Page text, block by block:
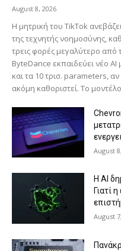
August 8, 2026
Η μητρική του TikTok
της τεχνητής νοημοσύνης,
τρεις φορές μεγαλύτερο από
ByteDance εκπαιδεύει νέο
και τα 10 τρισ. parameters, αν
ακόμη καθοριστεί. Το
August
Η AI
Γιατί
August